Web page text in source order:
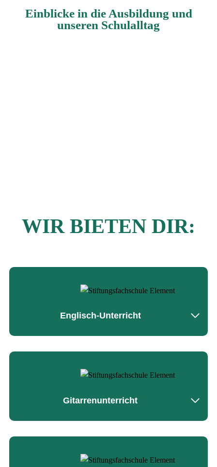
Einblicke in die Ausbildung und
unseren Schulalltag
WIR BIETEN DIR:
Englisch-Unterricht
Gitarrenunterricht